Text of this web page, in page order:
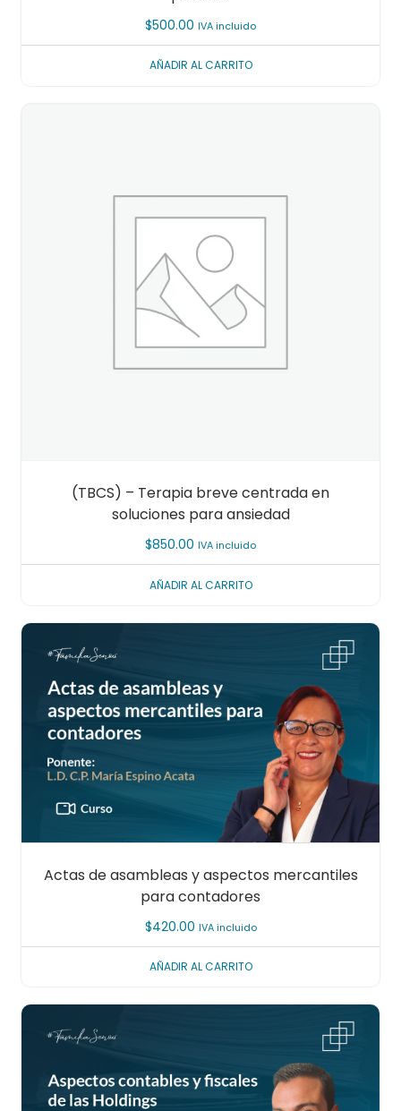
$500.00 IVA incluido
AÑADIR AL CARRITO
(TBCS) – Terapia breve centrada en
soluciones para ansiedad
$850.00 IVA incluido
AÑADIR AL CARRITO
Actas de asambleas y aspectos mercantiles
para contadores
$420.00 IVA incluido
AÑADIR AL CARRITO